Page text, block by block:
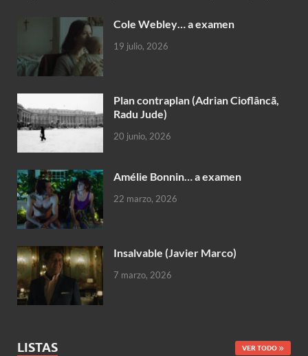
Cole Webley… a examen
19 julio, 2026
Plan contraplan (Adrian Cioflâncã,
Radu Jude)
20 junio, 2026
Amélie Bonnin… a examen
22 marzo, 2026
Insalvable (Javier Marco)
7 marzo, 2026
LISTAS VER TODO